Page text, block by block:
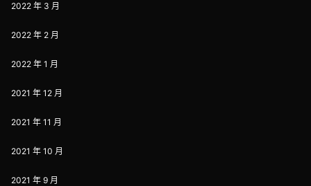
2022 年 3 月
2022 年 2 月
2022 年 1 月
2021 年 12 月
2021 年 11 月
2021 年 10 月
2021 年 9 月